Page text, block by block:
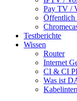
Pay TV /
Öffentlich
Testberichte
Wissen
Router
Internet
CI & CI
Was ist